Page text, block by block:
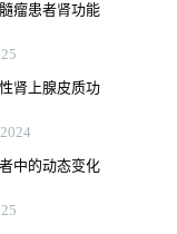
瘤患者肾功能
肾上腺皮质功
中的动态变化